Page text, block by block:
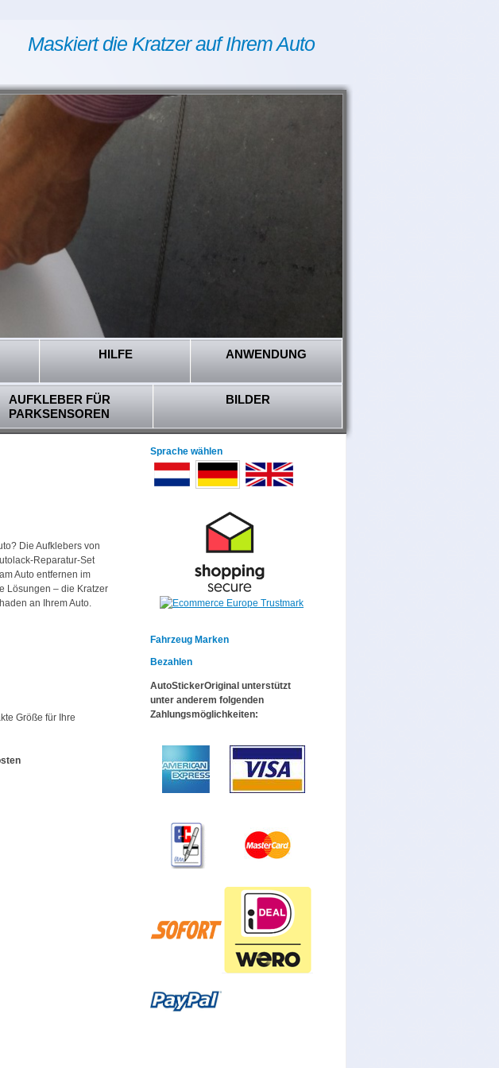
Maskiert die Kratzer auf Ihrem Auto
HILFE ANWENDUNG
AUFKLEBER FÜR
PARKSENSOREN
BILDER
Die Aufklebers von
Reparatur-Set
Auto entfernen im
Lösungen – die Kratzer
an Ihrem Auto.
Größe für Ihre
Sprache wählen
Fahrzeug Marken
Bezahlen
AutoStickerOriginal unterstützt
unter anderem folgenden
Zahlungsmöglichkeiten: